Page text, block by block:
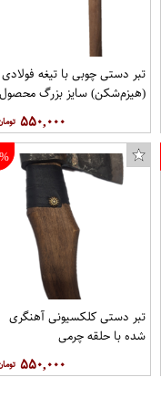
تبر دستی چوبی با تیغه فولادی
(هیزم‌شکن) سایز بزرگ محصول
۵۵۰,۰۰۰
تبر دستی کلکسیونی آهنگری
شده با حلقه چرمی
۵۵۰,۰۰۰